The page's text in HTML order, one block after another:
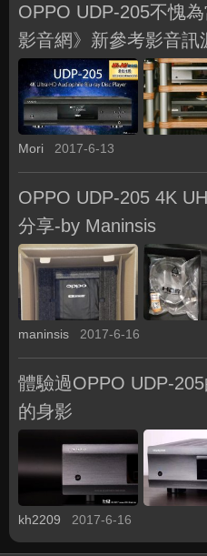
OPPO UDP-205不愧
影音網》新參考影音訊
Mori 2017-6-13
OPPO UDP-205 4K
分享-by Maninsis
maninsis 2017-6-16
體驗過OPPO UDP-
的身影
kh2209 2017-6-16